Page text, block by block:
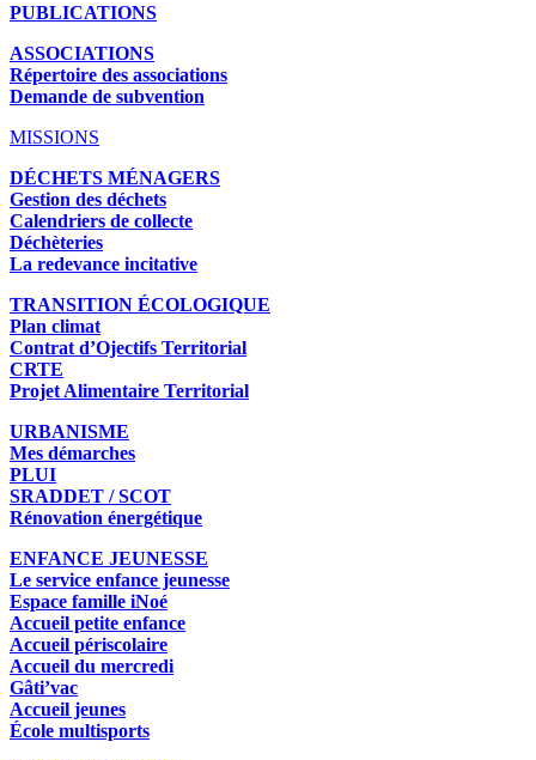
PUBLICATIONS
ASSOCIATIONS
Répertoire des associations
Demande de subvention
MISSIONS
DÉCHETS MÉNAGERS
Gestion des déchets
Calendriers de collecte
Déchèteries
La redevance incitative
TRANSITION ÉCOLOGIQUE
Plan climat
Contrat d’Ojectifs Territorial
CRTE
Projet Alimentaire Territorial
URBANISME
Mes démarches
PLUI
SRADDET / SCOT
Rénovation énergétique
ENFANCE JEUNESSE
Le service enfance jeunesse
Espace famille iNoé
Accueil petite enfance
Accueil périscolaire
Accueil du mercredi
Gâti’vac
Accueil jeunes
École multisports